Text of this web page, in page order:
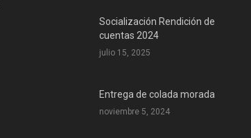
Socialización Rendición de
cuentas 2024
julio 15, 2025
Entrega de colada morada
noviembre 5, 2024